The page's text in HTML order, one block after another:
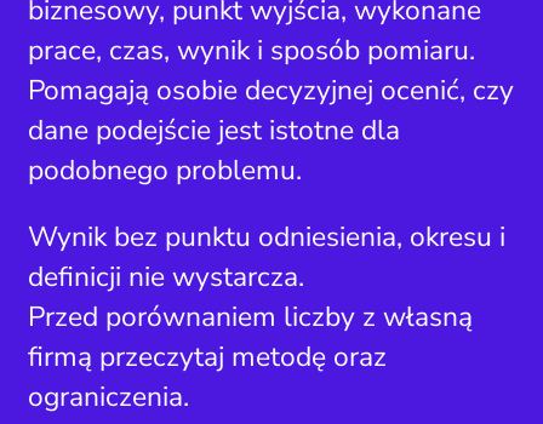
biznesowy, punkt wyjścia, wykonane
prace, czas, wynik i sposób pomiaru.
Pomagają osobie decyzyjnej ocenić, czy
dane podejście jest istotne dla
podobnego problemu.
Wynik bez punktu odniesienia, okresu i
definicji nie wystarcza.
Przed porównaniem liczby z własną
firmą przeczytaj metodę oraz
ograniczenia.